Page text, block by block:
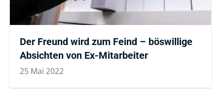
Der Freund wird zum Feind – böswillige
Absichten von Ex-Mitarbeiter
25 Mai 2022